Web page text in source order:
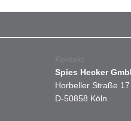
Kontakt
Spies Hecker
Horbeller Straße 17
D-50858 Köln